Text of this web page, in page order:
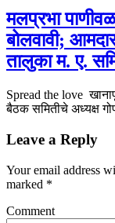
मलप्रभा
बोलवावी;
तालुका म. ए.
Spread the love
बैठक समितीचे अध्यक्ष
Leave a Reply
Your email address
marked *
Comment